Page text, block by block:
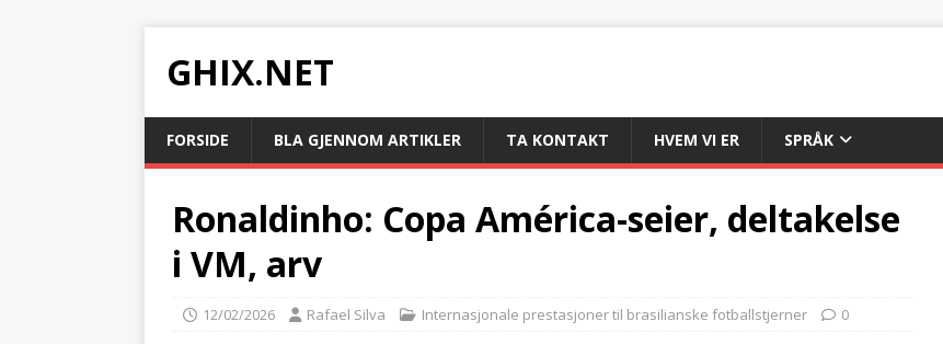
GHIX.NET
FORSIDE BLA GJENNOM ARTIKLER TA KONTAKT HVEM VI ER SPRÅK
Ronaldinho: Copa América-seier, deltakelse
i VM, arv
12/02/2026 Rafael Silva Internasjonale prestasjoner til brasilianske fotballstjerner 0